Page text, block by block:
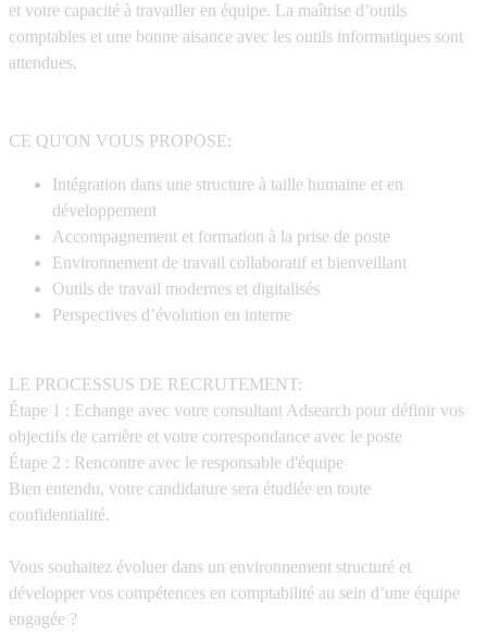
et votre capacité à travailler en équipe. La maîtrise d’outils
comptables et une bonne aisance avec les outils informatiques sont
attendues.
CE QU'ON VOUS PROPOSE:
Intégration dans une structure à taille humaine et en
développement
Accompagnement et formation à la prise de poste
Environnement de travail collaboratif et bienveillant
Outils de travail modernes et digitalisés
Perspectives d’évolution en interne
LE PROCESSUS DE RECRUTEMENT:
Étape 1 : Echange avec votre consultant Adsearch pour définir vos
objectifs de carrière et votre correspondance avec le poste
Étape 2 : Rencontre avec le responsable d'équipe
Bien entendu, votre candidature sera étudiée en toute
confidentialité.
Vous souhaitez évoluer dans un environnement structuré et
développer vos compétences en comptabilité au sein d’une équipe
engagée ?